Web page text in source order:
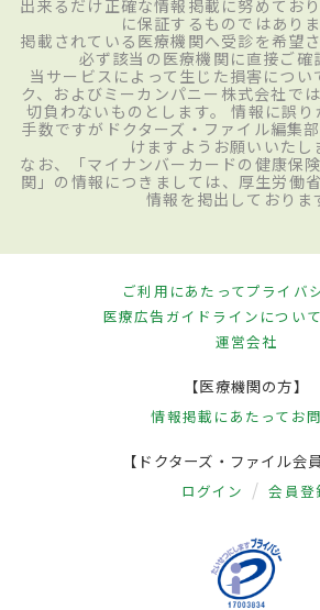
出来るだけ正確な情報掲載に努めてお
に保証するものではありま
掲載されている医療機関へ受診を希望
必ず該当の医療機関に直接ご確
当サービスによって生じた損害につい
ク、およびミーカンパニー株式会社で
切負わないものとします。 情報に誤
手数ですがドクターズ・ファイル編集
けますようお願いいたし
なお、「マイナンバーカードの健康保
関」の情報につきましては、厚生労働
情報を掲出しておりま
ご利用にあたってプライバ
医療広告ガイドラインについて
運営会社
【医療機関の方】
情報掲載にあたって お
【ドクターズ・ファイル会
ログイン 会員登